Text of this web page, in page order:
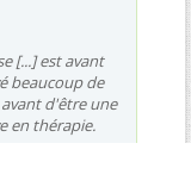
[...] est avant
beaucoup de
d'être une
en thérapie.